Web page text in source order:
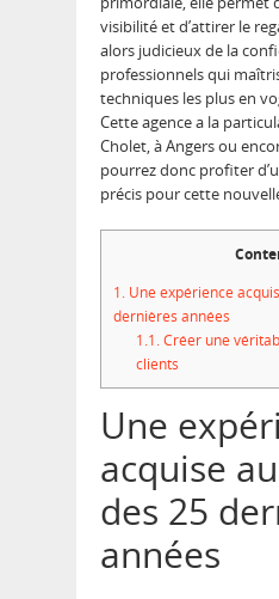
visibilité et d’attirer le
alors judicieux de la
professionnels qui
techniques les plus en
Cette agence a la
Cholet, à Angers ou
pourrez donc profiter
précis pour cette
1. Une expérience
dernières années
1.1.Créer une
clients
Une
acquise
des 25
années